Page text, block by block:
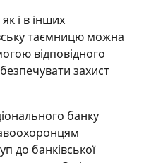
і в інших
таємницю можна
відповідного
захист
банку
до банківської